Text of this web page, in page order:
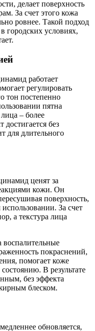
делает поверхность
За счет этого кожа
ровнее. Такой подход
городских условиях,
работает
регулировать
тон постепенно
пятна
– более
без
для длительного
ценят за
кожи. Он
поверхность,
За счет
а текстура лица
покраснений,
помогает коже
В результате
без эффекта
блеском.
обновляется,